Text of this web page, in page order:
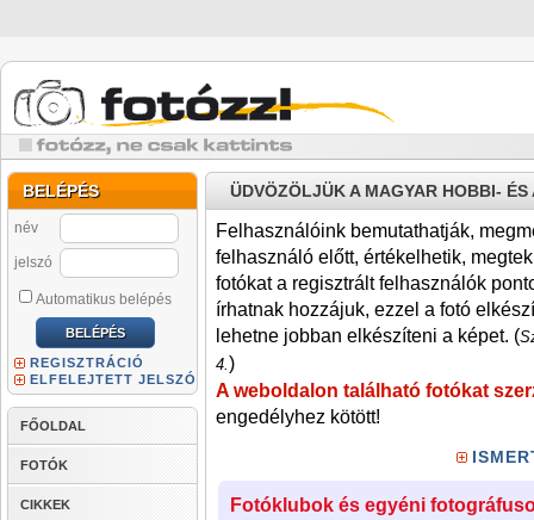
BELÉPÉS
név
jelszó
Automatikus belépés
REGISZTRÁCIÓ
ELFELEJTETT JELSZÓ
FŐOLDAL
FOTÓK
CIKKEK
ÜDVÖZÖLJÜK A MAGYAR HOBBI-
Felhasználóink bemutathatják,
felhasználó előtt, értékelhetik,
fotókat a regisztrált felhasználók
írhatnak hozzájuk, ezzel a fotó
lehetne jobban elkészíteni a képet. (
4.)
A weboldalon található fotókat
engedélyhez kötött!
Fotóklubok és egyéni